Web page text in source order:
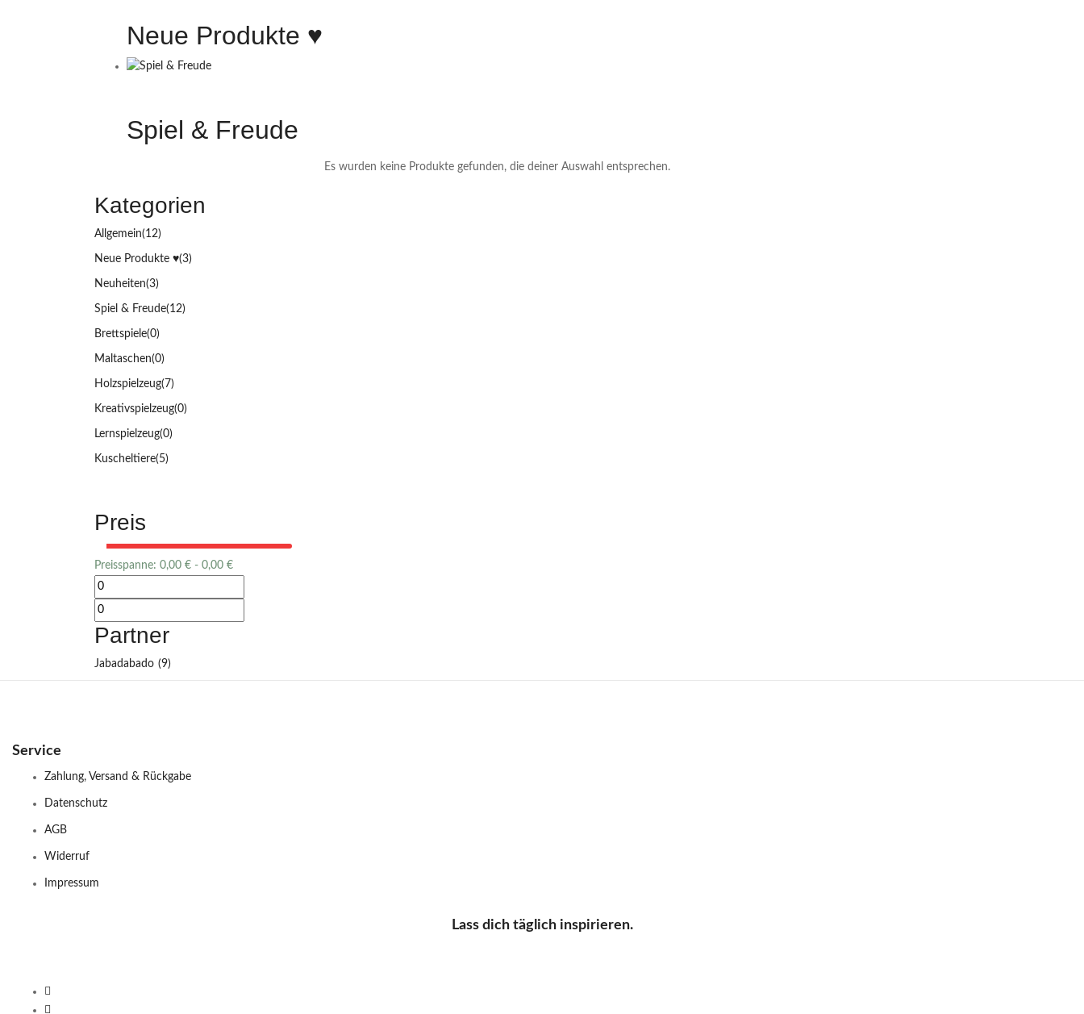
Neue Produkte ♥️
Spiel & Freude
Kategorien
Allgemein(12)
Neue Produkte ♥️(3)
Neuheiten(3)
Spiel & Freude(12)
Brettspiele(0)
Maltaschen(0)
Holzspielzeug(7)
Kreativspielzeug(0)
Lernspielzeug(0)
Kuscheltiere(5)
Preis
Preisspanne: 0,00 € - 0,00 €
Partner
Jabadabado (9)
Es wurden keine Produkte gefunden, die deiner Auswahl entsprechen.
Service
Zahlung, Versand & Rückgabe
Datenschutz
AGB
Widerruf
Impressum
Lass dich täglich inspirieren.